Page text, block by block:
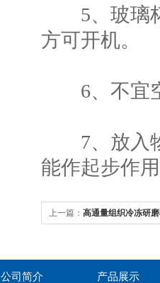
5、玻璃杯
方可开机。
6、不宜空
7、放入物
能作起步作
上一篇： 高通量组织冷冻研
公司简介 产品展示